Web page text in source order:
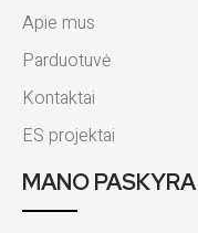
Apie mus
Parduotuvė
Kontaktai
ES projektai
MANO PASKYRA